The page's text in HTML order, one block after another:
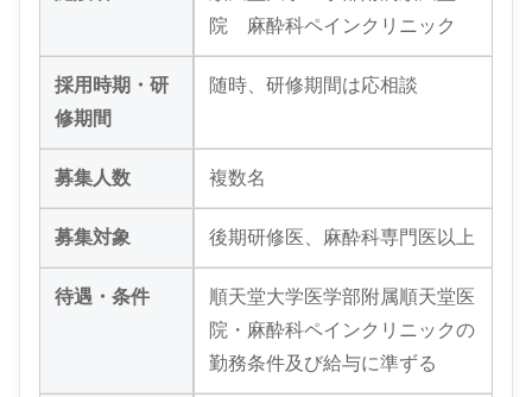
院 麻酔科ペインクリニック
採用時期・研
修期間
随時、研修期間は応相談
募集人数 複数名
募集対象 後期研修医、麻酔科専門医以上
待遇・条件
順天堂大学医学部附属順天堂医
院・麻酔科ペインクリニックの
勤務条件及び給与に準ずる